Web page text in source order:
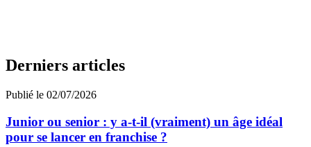
Derniers articles
Publié le 02/07/2026
Junior ou senior : y a-t-il (vraiment) un âge idéal
pour se lancer en franchise ?